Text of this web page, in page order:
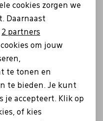
Atelier Rebul
37,00
cookies zorgen we
Daarnaast
2 partners
om jouw
te tonen en
te bieden. Je kunt
je accepteert. Klik op
of kies